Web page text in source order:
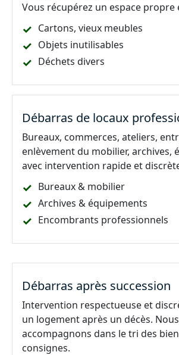
Vous récupérez un espace propre
Cartons, vieux meubles
Objets inutilisables
Déchets divers
Débarras de locaux
Bureaux, commerces, ateliers,
enlèvement du mobilier, archives,
avec intervention rapide et
Bureaux & mobilier
Archives & équipements
Encombrants professionnels
Débarras après succession
Intervention respectueuse et
un logement après un décès.
accompagnons dans le tri des
consignes.